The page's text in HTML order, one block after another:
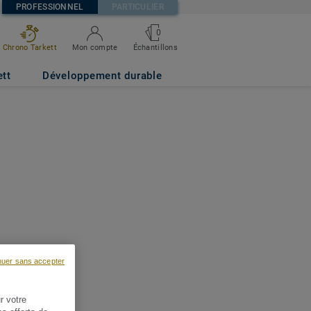
PROFESSIONNEL PARTICULIER
Chrono Tarkett Mon compte
0
Échantillons
Développement durable
votre
sans accepter